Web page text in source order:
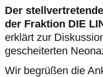
Der
der Fraktion DIE
erklärt zur
gescheiterten
Wir begrüßen die